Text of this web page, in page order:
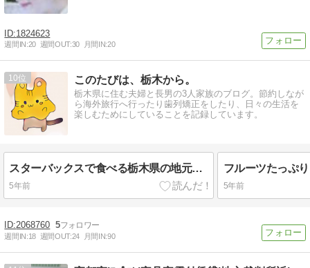
1824623
週間IN:20 週間OUT:30 月間IN:20
10 このたびは、栃木から。
栃木県に住む夫婦と長男の3人家族のブログ。節約しなが
ら海外旅行へ行ったり歯列矯正をしたり、日々の生活を
楽しむためにしていることを記録しています。
スターバックスで食べる栃木県の地元フラペチーノは口に雷が落ちる刺激が満載（日帰り日光旅行）
5年前 5年前
2068760 5
週間IN:18 週間OUT:24 月間IN:90